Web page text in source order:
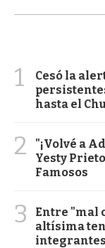
1
Cesó la
hasta el
2
"¡Volvé a
Yesty
Famosos
3
Entre "mal
altísima